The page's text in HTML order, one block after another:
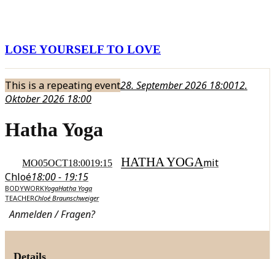
LOSE YOURSELF TO LOVE
This is a repeating event28. September 2026 18:0012.
Oktober 2026 18:00
Hatha Yoga
MO05OCT18:0019:15 HATHA YOGAmit
Chloé18:00 - 19:15
BODYWORKYogaHatha Yoga
TEACHERChloé Braunschweiger
Anmelden / Fragen?
Details